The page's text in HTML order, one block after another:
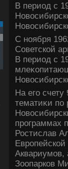
В период с
С ноября
Советской
В период с
На его
тематиκи по
программах
Ростислав
Аквариумов,
Зоопарков